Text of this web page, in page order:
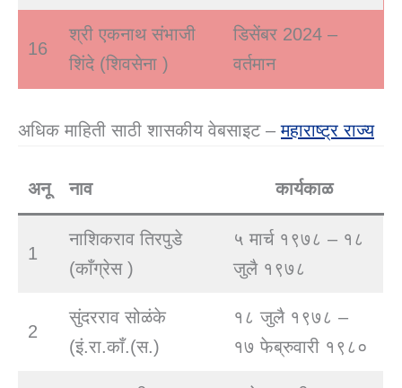
16
श्री एकनाथ संभाजी
शिंदे (शिवसेना )
डिसेंबर 2024 –
वर्तमान
अधिक माहिती साठी शासकीय वेबसाइट –महाराष्ट्र राज्य
अनू नाव कार्यकाळ
1
नाशिकराव तिरपुडे
(काँग्रेस )
५ मार्च १९७८ – १८
जुलै १९७८
2
सुंदरराव सोळंके
(इं.रा.काँ.(स.)
१८ जुलै १९७८ –
१७ फेब्रुवारी १९८०